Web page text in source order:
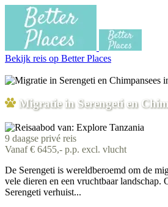
Bekijk reis op Better Places
Migratie in Serengeti en
9 daagse privé reis
Vanaf € 6455,- p.p. excl. vlucht
De Serengeti is wereldberoemd om de
vele dieren en een vruchtbaar landschap.
Serengeti verhuist...